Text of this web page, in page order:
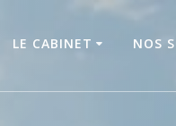
LE CABINET NOS